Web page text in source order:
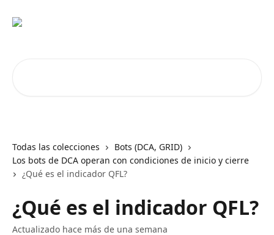
Todas las colecciones
Bots (DCA, GRID)
Los bots de DCA operan con condiciones de inicio y cierre
¿Qué es el indicador QFL?
¿Qué es el indicador QFL?
Actualizado hace más de una semana